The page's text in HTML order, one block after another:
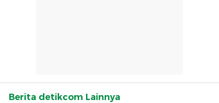
Berita detikcom Lainnya